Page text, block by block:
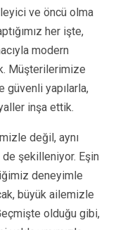
ve öncü olma
her işte,
modern
Müşterilerimize
güvenli yapılarla,
inşa ettik.
değil, aynı
şekilleniyor. Eşin
deneyimle
büyük ailemizle
olduğu gibi,